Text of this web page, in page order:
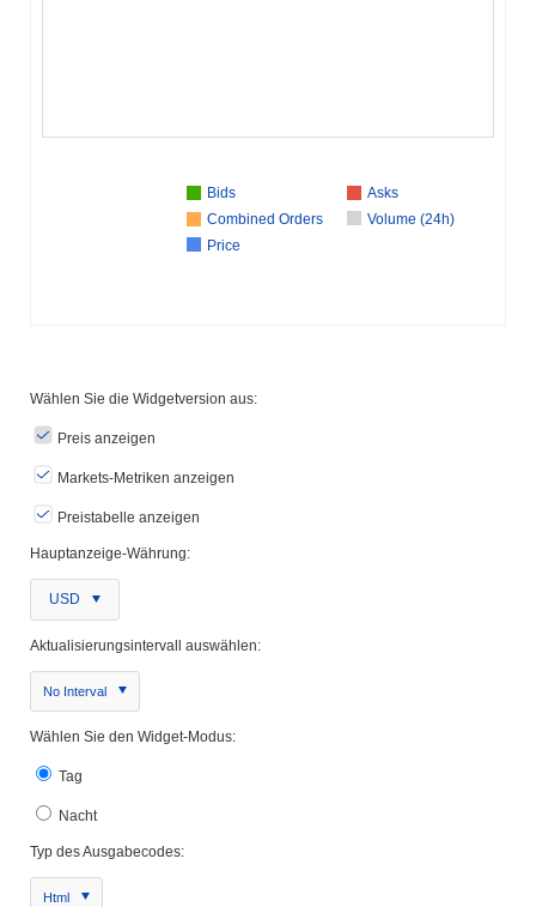
Bids
Asks
Combined Orders
Volume (24h)
Price
Wählen Sie die Widgetversion aus:
Preis anzeigen
Markets-Metriken anzeigen
Preistabelle anzeigen
Hauptanzeige-Währung:
USD
Aktualisierungsintervall auswählen:
No Interval
Wählen Sie den Widget-Modus:
Tag
Nacht
Typ des Ausgabecodes:
Html